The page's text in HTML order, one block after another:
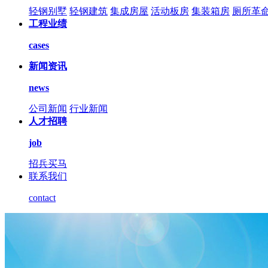
轻钢别墅 轻钢建筑 集成房屋 活动板房 集装箱房 厕所革
工程业绩
cases
新闻资讯
news
公司新闻 行业新闻
人才招聘
job
招兵买马
联系我们
contact